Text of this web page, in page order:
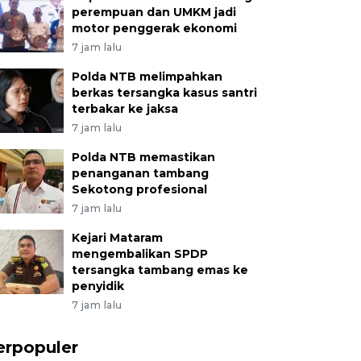
perempuan dan UMKM jadi
motor penggerak ekonomi
7 jam lalu
Polda NTB melimpahkan
berkas tersangka kasus santri
terbakar ke jaksa
7 jam lalu
Polda NTB memastikan
penanganan tambang
Sekotong profesional
7 jam lalu
Kejari Mataram
mengembalikan SPDP
tersangka tambang emas ke
penyidik
7 jam lalu